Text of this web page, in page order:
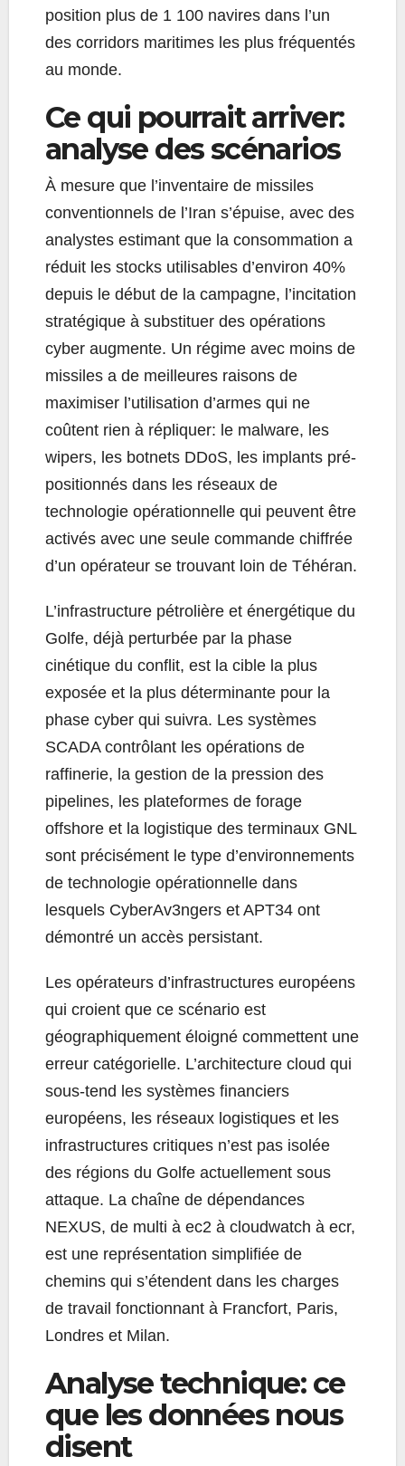
position plus de 1 100 navires dans l’un
des corridors maritimes les plus fréquentés
au monde.
Ce qui pourrait arriver:
analyse des scénarios
À mesure que l’inventaire de missiles
conventionnels de l’Iran s’épuise, avec des
analystes estimant que la consommation a
réduit les stocks utilisables d’environ 40%
depuis le début de la campagne, l’incitation
stratégique à substituer des opérations
cyber augmente. Un régime avec moins de
missiles a de meilleures raisons de
maximiser l’utilisation d’armes qui ne
coûtent rien à répliquer: le malware, les
wipers, les botnets DDoS, les implants pré-
positionnés dans les réseaux de
technologie opérationnelle qui peuvent être
activés avec une seule commande chiffrée
d’un opérateur se trouvant loin de Téhéran.
L’infrastructure pétrolière et énergétique du
Golfe, déjà perturbée par la phase
cinétique du conflit, est la cible la plus
exposée et la plus déterminante pour la
phase cyber qui suivra. Les systèmes
SCADA contrôlant les opérations de
raffinerie, la gestion de la pression des
pipelines, les plateformes de forage
offshore et la logistique des terminaux GNL
sont précisément le type d’environnements
de technologie opérationnelle dans
lesquels CyberAv3ngers et APT34 ont
démontré un accès persistant.
Les opérateurs d’infrastructures européens
qui croient que ce scénario est
géographiquement éloigné commettent une
erreur catégorielle. L’architecture cloud qui
sous-tend les systèmes financiers
européens, les réseaux logistiques et les
infrastructures critiques n’est pas isolée
des régions du Golfe actuellement sous
attaque. La chaîne de dépendances
NEXUS, de multi à ec2 à cloudwatch à ecr,
est une représentation simplifiée de
chemins qui s’étendent dans les charges
de travail fonctionnant à Francfort, Paris,
Londres et Milan.
Analyse technique: ce
que les données nous
disent